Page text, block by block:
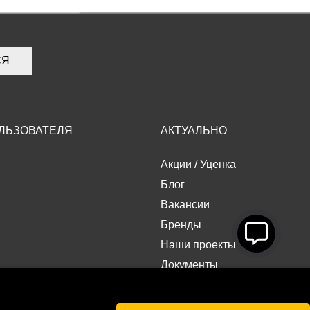
АКТУАЛЬНО
Акции /Уценка
Блог
Вакансии
Бренды
Наши проекты
Документы